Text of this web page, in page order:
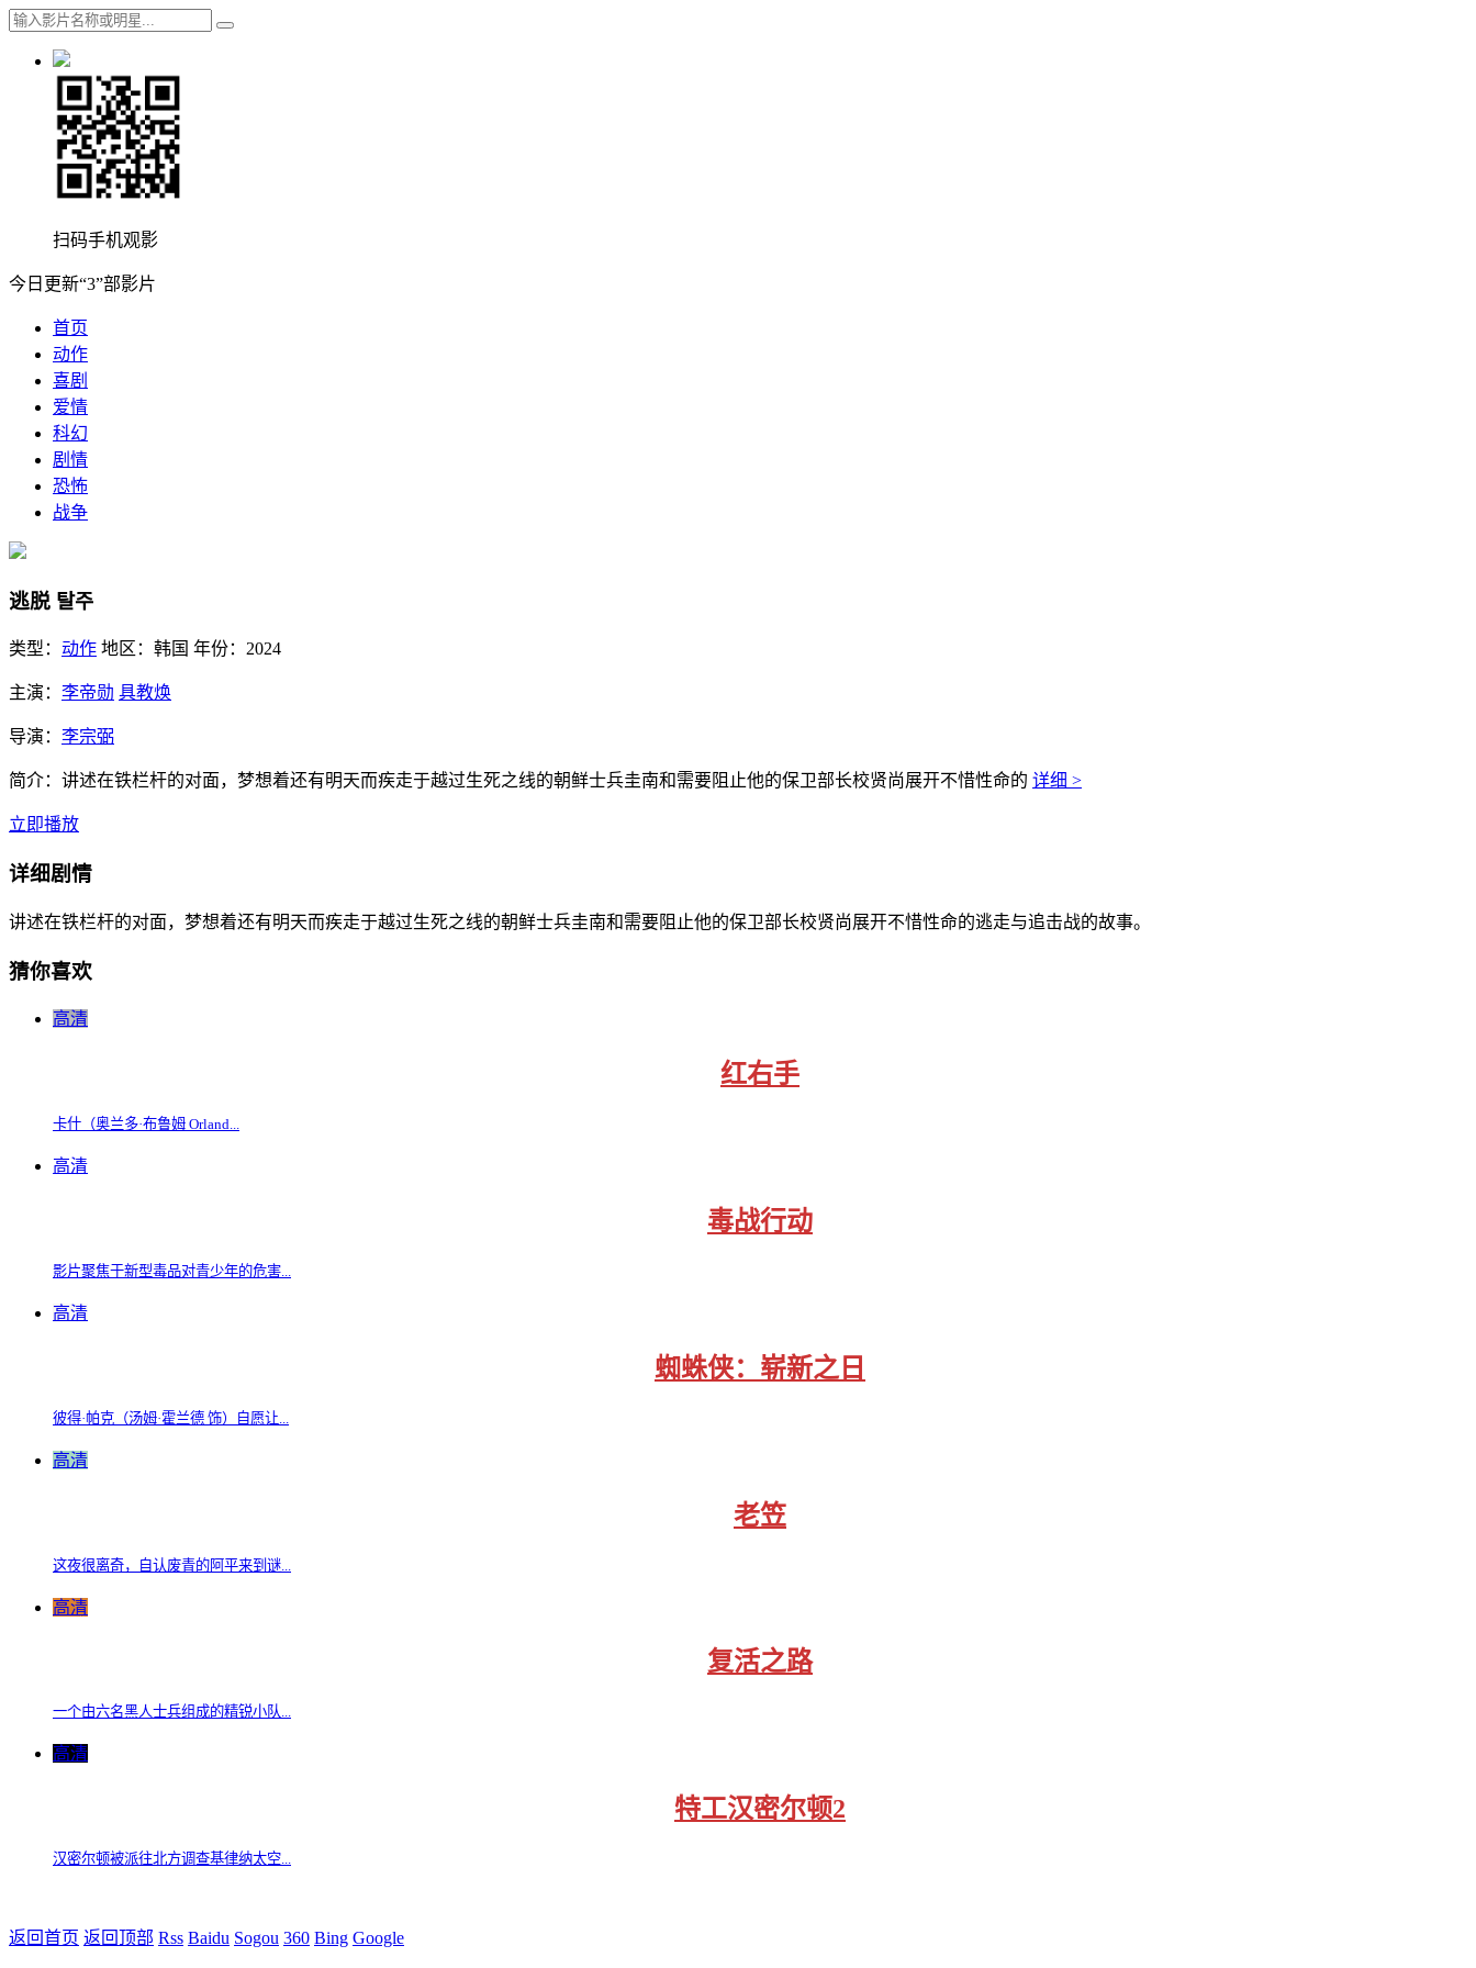
扫码手机观影
今日更新“3”部影片
首页
动作
喜剧
爱情
科幻
剧情
恐怖
战争
逃脱 탈주
类型： 动作 地区： 韩国 年份： 2024
主演： 李帝勋 具教焕
导演： 李宗弼
简介： 讲述在铁栏杆的对面，梦想着还有明天而疾走于越过生死之线的朝鲜士兵圭南和需要阻止他的保卫部长校贤尚展开不惜性命的 详细 >
立即播放
详细剧情
讲述在铁栏杆的对面，梦想着还有明天而疾走于越过生死之线的朝鲜士兵圭南和需要阻止他的保卫部长校贤尚展开不惜性命的逃走与追击战的故事。
猜你喜欢
高清
红右手
卡什（奥兰多·布鲁姆 Orland...
高清
毒战行动
影片聚焦于新型毒品对青少年的危害...
高清
蜘蛛侠：崭新之日
彼得·帕克（汤姆·霍兰德 饰）自愿让...
高清
老笠
这夜很离奇，自认废青的阿平来到谜...
高清
复活之路
一个由六名黑人士兵组成的精锐小队...
高清
特工汉密尔顿2
汉密尔顿被派往北方调查基律纳太空...
返回首页 返回顶部 Rss Baidu Sogou 360 Bing Google